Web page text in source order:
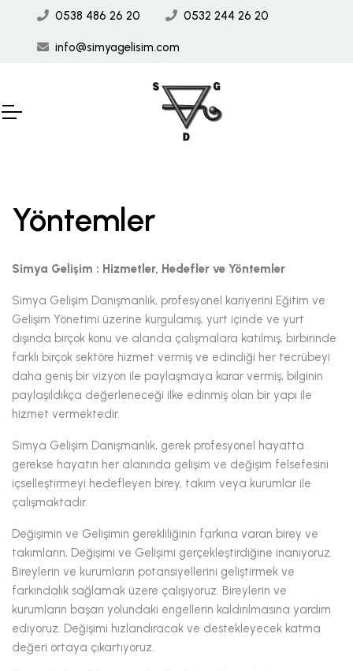
0538 486 26 20 0532 244 26 20
info@simyagelisim.com
Yöntemler
Simya Gelişim : Hizmetler, Hedefler ve Yöntemler
Simya Gelişim Danışmanlık, profesyonel kariyerini Eğitim ve
Gelişim Yönetimi üzerine kurgulamış, yurt içinde ve yurt
dışında birçok konu ve alanda çalışmalara katılmış, birbirinde
farklı birçok sektöre hizmet vermiş ve edindiği her tecrübeyi
daha geniş bir vizyon ile paylaşmaya karar vermiş, bilginin
paylaşıldıkça değerleneceği ilke edinmiş olan bir yapı ile
hizmet vermektedir.
Simya Gelişim Danışmanlık, gerek profesyonel hayatta
gerekse hayatın her alanında gelişim ve değişim felsefesini
içselleştirmeyi hedefleyen birey, takım veya kurumlar ile
çalışmaktadır.
Değişimin ve Gelişimin gerekliliğinin farkına varan birey ve
takımların, Değişimi ve Gelişimi gerçekleştirdiğine inanıyoruz.
Bireylerin ve kurumların potansiyellerini geliştirmek ve
farkındalık sağlamak üzere çalışıyoruz. Bireylerin ve
kurumların başarı yolundaki engellerin kaldırılmasına yardım
ediyoruz. Değişimi hızlandıracak ve destekleyecek katma
değeri ortaya çıkartıyoruz.